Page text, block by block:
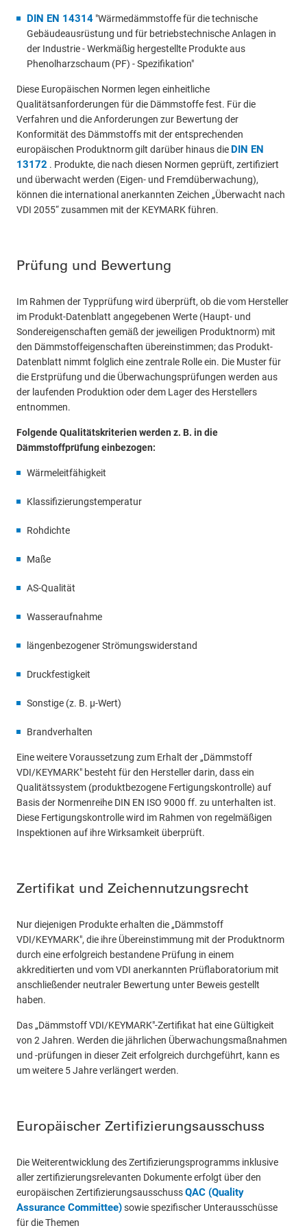
DIN EN 14314 "Wärmedämmstoffe für die technische
Gebäudeausrüstung und für betriebstechnische Anlagen in
der Industrie - Werkmäßig hergestellte Produkte aus
Phenolharzschaum (PF) - Spezifikation"
Diese Europäischen Normen legen einheitliche
Qualitätsanforderungen für die Dämmstoffe fest. Für die
Verfahren und die Anforderungen zur Bewertung der
Konformität des Dämmstoffs mit der entsprechenden
europäischen Produktnorm gilt darüber hinaus die DIN EN
13172 . Produkte, die nach diesen Normen geprüft, zertifiziert
und überwacht werden (Eigen- und Fremdüberwachung),
können die international anerkannten Zeichen „Überwacht nach
VDI 2055“ zusammen mit der KEYMARK führen.
Prüfung und Bewertung
Im Rahmen der Typprüfung wird überprüft, ob die vom Hersteller
im Produkt-Datenblatt angegebenen Werte (Haupt- und
Sondereigenschaften gemäß der jeweiligen Produktnorm) mit
den Dämmstoffeigenschaften übereinstimmen; das Produkt-
Datenblatt nimmt folglich eine zentrale Rolle ein. Die Muster für
die Erstprüfung und die Überwachungsprüfungen werden aus
der laufenden Produktion oder dem Lager des Herstellers
entnommen.
Folgende Qualitätskriterien werden z. B. in die
Dämmstoffprüfung einbezogen:
Wärmeleitfähigkeit
Klassifizierungstemperatur
Rohdichte
Maße
AS-Qualität
Wasseraufnahme
längenbezogener Strömungswiderstand
Druckfestigkeit
Sonstige (z. B. µ-Wert)
Brandverhalten
Eine weitere Voraussetzung zum Erhalt der „Dämmstoff
VDI/KEYMARK" besteht für den Hersteller darin, dass ein
Qualitätssystem (produktbezogene Fertigungskontrolle) auf
Basis der Normenreihe DIN EN ISO 9000 ff. zu unterhalten ist.
Diese Fertigungskontrolle wird im Rahmen von regelmäßigen
Inspektionen auf ihre Wirksamkeit überprüft.
Zertifikat und Zeichennutzungsrecht
Nur diejenigen Produkte erhalten die „Dämmstoff
VDI/KEYMARK", die ihre Übereinstimmung mit der Produktnorm
durch eine erfolgreich bestandene Prüfung in einem
akkreditierten und vom VDI anerkannten Prüflaboratorium mit
anschließender neutraler Bewertung unter Beweis gestellt
haben.
Das „Dämmstoff VDI/KEYMARK"-Zertifikat hat eine Gültigkeit
von 2 Jahren. Werden die jährlichen Überwachungsmaßnahmen
und -prüfungen in dieser Zeit erfolgreich durchgeführt, kann es
um weitere 5 Jahre verlängert werden.
Europäischer Zertifizierungsausschuss
Die Weiterentwicklung des Zertifizierungsprogramms inklusive
aller zertifizierungsrelevanten Dokumente erfolgt über den
europäischen ZertifizierungsausschussQAC (Quality
Assurance Committee)sowie spezifischer Unterausschüsse
für die Themen